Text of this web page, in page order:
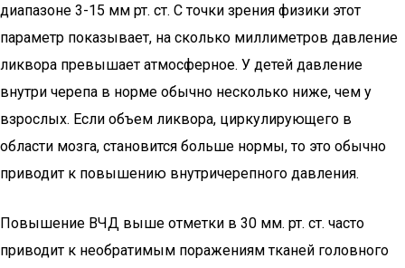
диапазоне 3-15 мм рт. ст. С точки зрения физики этот
параметр показывает, на сколько миллиметров давление
ликвора превышает атмосферное. У детей давление
внутри черепа в норме обычно несколько ниже, чем у
взрослых. Если объем ликвора, циркулирующего в
области мозга, становится больше нормы, то это обычно
приводит к повышению внутричерепного давления.
Повышение ВЧД выше отметки в 30 мм. рт. ст. часто
приводит к необратимым поражениям тканей головного